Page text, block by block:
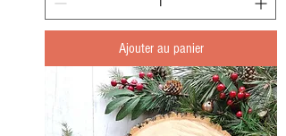
Ajouter au panier